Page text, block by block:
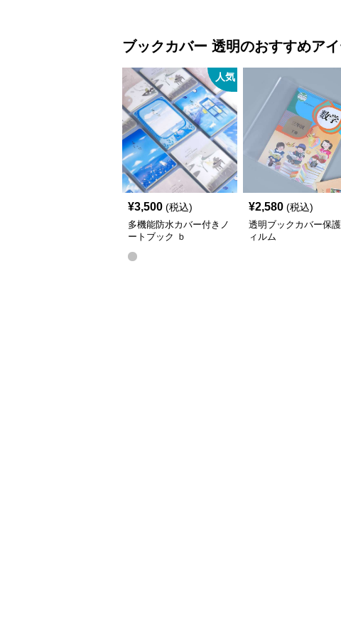
ブックカバー 透明のおすすめア
人気
¥3,500 (税込)
多機能防水カバー付きノ
ートブック ｂ
¥2,580 (税込)
透明ブックカバー保
ィルム